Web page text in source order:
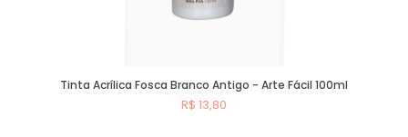
Tinta Acrílica Fosca Branco Antigo - Arte Fácil 100ml
R$ 13,80